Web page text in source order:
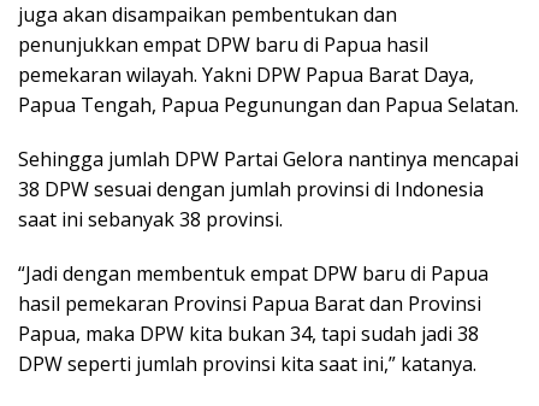
juga akan disampaikan pembentukan dan
penunjukkan empat DPW baru di Papua hasil
pemekaran wilayah. Yakni DPW Papua Barat Daya,
Papua Tengah, Papua Pegunungan dan Papua Selatan.
Sehingga jumlah DPW Partai Gelora nantinya mencapai
38 DPW sesuai dengan jumlah provinsi di Indonesia
saat ini sebanyak 38 provinsi.
“Jadi dengan membentuk empat DPW baru di Papua
hasil pemekaran Provinsi Papua Barat dan Provinsi
Papua, maka DPW kita bukan 34, tapi sudah jadi 38
DPW seperti jumlah provinsi kita saat ini,” katanya.